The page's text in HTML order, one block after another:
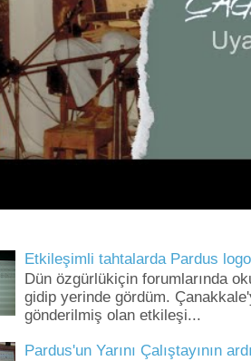
Etkileşimli tahtalarda Pardus
Dün özgürlükiçin forumlarında
gidip yerinde gördüm.
gönderilmiş olan etkileşi...
Pardus'un Yarını Çalıştayının